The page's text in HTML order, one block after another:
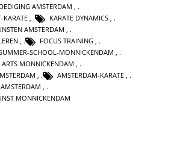
AMSTERDAM
KARATE
KARATE DYNAMICS
AMSTERDAM ,
, FOCUS TRAINING ,
SCHOOL-MONNICKENDAM ,
ARTS MONNICKENDAM ,
, AMSTERDAM-KARATE ,
,
MONNICKENDAM